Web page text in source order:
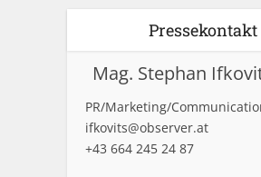
Pressekontakt
Mag. Stephan
PR/Marketing/
ifkovits@observer.at
+43 664 245 24 87